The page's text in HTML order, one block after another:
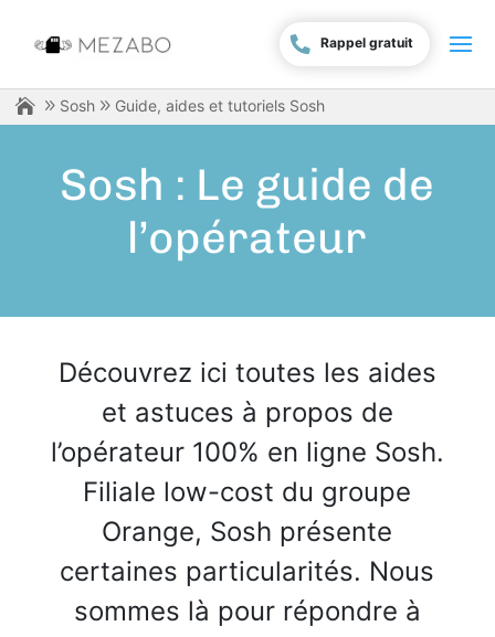
Rappel gratuit
Sosh Guide, aides et tutoriels Sosh
Sosh : Le guide de
l’opérateur
Découvrez ici toutes les aides
et astuces à propos de
l’opérateur 100% en ligne Sosh.
Filiale low-cost du groupe
Orange, Sosh présente
certaines particularités. Nous
sommes là pour répondre à